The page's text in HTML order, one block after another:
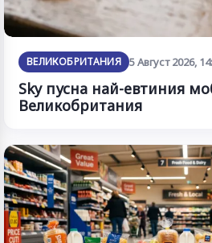
ВЕЛИКОБРИТАНИЯ 5 Август 2026,
Sky пусна най-евтиния
Великобритания